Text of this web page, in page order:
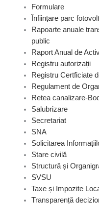
Formulare
Înființare parc
Rapoarte anuale
public
Raport Anual de
Registru autorizații
Registru Certficiate
Regulament de
Retea canalizare-
Salubrizare
Secretariat
SNA
Solicitarea
Stare civilă
Structură și
SVSU
Taxe și Impozite
Transparență